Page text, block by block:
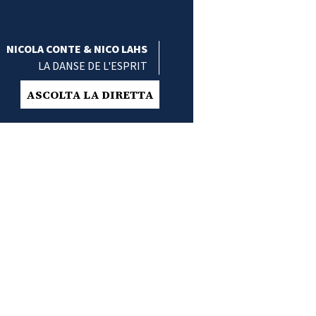
NICOLA CONTE & NICO LAHS
LA DANSE DE L'ESPRIT
ASCOLTA LA DIRETTA